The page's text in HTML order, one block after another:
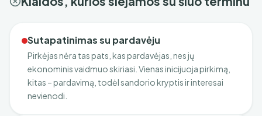
Sutapatinimas su pardavėju
Pirkėjas nėra tas pats, kas pardavėjas, nes jų
ekonominis vaidmuo skiriasi. Vienas inicijuoja pirkimą,
kitas – pardavimą, todėl sandorio kryptis ir interesai
nevienodi.